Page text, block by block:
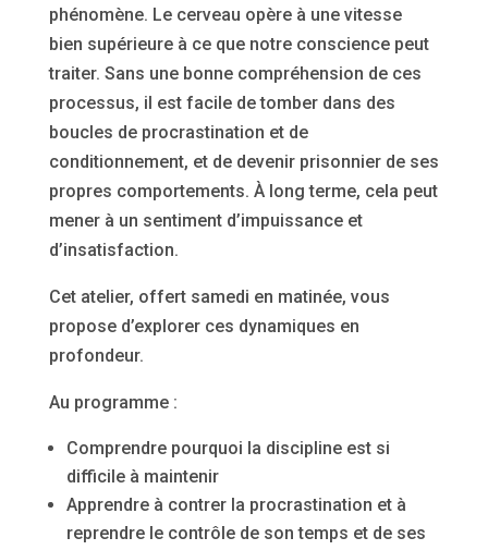
phénomène. Le cerveau opère à une vitesse
bien supérieure à ce que notre conscience peut
traiter. Sans une bonne compréhension de ces
processus, il est facile de tomber dans des
boucles de procrastination et de
conditionnement, et de devenir prisonnier de ses
propres comportements. À long terme, cela peut
mener à un sentiment d’impuissance et
d’insatisfaction.
Cet atelier, offert samedi en matinée, vous
propose d’explorer ces dynamiques en
profondeur.
Au programme :
Comprendre pourquoi la discipline est si
difficile à maintenir
Apprendre à contrer la procrastination et à
reprendre le contrôle de son temps et de ses